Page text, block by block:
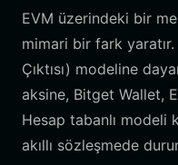
EVM üzerindeki bir
mimari bir fark yaratır.
Çıktısı) modeline
aksine, Bitget Wallet,
Hesap tabanlı modeli
akıllı sözleşmede